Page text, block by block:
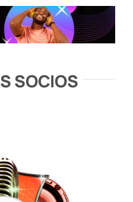
SOCIOS